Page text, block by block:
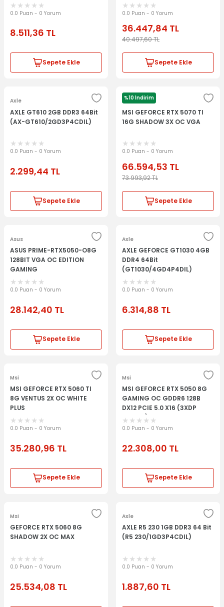
0.0 Puan - 0 Yorum
8.511,36 TL
Sepete Ekle
0.0 Puan - 0 Yorum
36.447,84 TL
40.497,60TL
Sepete Ekle
Axle
AXLE GT610 2GB DDR3 64Bit
(AX-GT610/2GD3P4CDIL)
0.0 Puan - 0 Yorum
2.299,44 TL
Sepete Ekle
%10 İndirim
Msi
MSI GEFORCE RTX 5070 TI
16G SHADOW 3X OC VGA
0.0 Puan - 0 Yorum
66.594,53 TL
73.993,92TL
Sepete Ekle
Asus
ASUS PRIME-RTX5050-O8G
128BIT VGA OC EDITION
GAMING
0.0 Puan - 0 Yorum
28.142,40 TL
Sepete Ekle
Axle
AXLE GEFORCE GT1030 4GB
DDR4 64Bit
(GT1030/4GD4P4DIL)
0.0 Puan - 0 Yorum
6.314,88 TL
Sepete Ekle
Msi
MSI GEFORCE RTX 5060 TI
8G VENTUS 2X OC WHITE
PLUS
0.0 Puan - 0 Yorum
35.280,96 TL
Sepete Ekle
Msi
MSI GEFORCE RTX 5050 8G
GAMING OC GDDR6 128B
DX12 PCIE 5.0 X16 (3XDP
1XHDMI)
0.0 Puan - 0 Yorum
22.308,00 TL
Sepete Ekle
Msi
GEFORCE RTX 5060 8G
SHADOW 2X OC MAX
0.0 Puan - 0 Yorum
25.534,08 TL
Axle
AXLE R5 230 1GB DDR3 64 Bit
(R5 230/1GD3P4CDIL)
0.0 Puan - 0 Yorum
1.887,60 TL